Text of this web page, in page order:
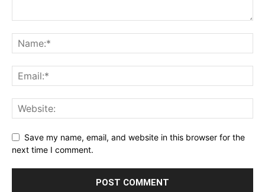
Save my name, email, and website in this browser for the
next time I comment.